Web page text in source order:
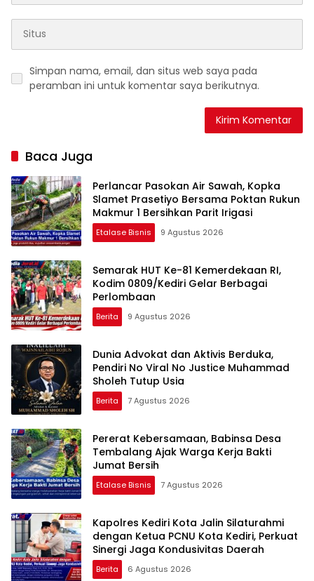
Simpan nama, email, dan situs web saya pada
peramban ini untuk komentar saya berikutnya.
Baca Juga
Perlancar Pasokan Air Sawah, Kopka
Slamet Prasetiyo Bersama Poktan Rukun
Makmur 1 Bersihkan Parit Irigasi
Etalase Bisnis 9 Agustus 2026
Semarak HUT Ke-81 Kemerdekaan RI,
Kodim 0809/Kediri Gelar Berbagai
Perlombaan
Berita 9 Agustus 2026
Dunia Advokat dan Aktivis Berduka,
Pendiri No Viral No Justice Muhammad
Sholeh Tutup Usia
Berita 7 Agustus 2026
Pererat Kebersamaan, Babinsa Desa
Tembalang Ajak Warga Kerja Bakti
Jumat Bersih
Etalase Bisnis 7 Agustus 2026
Kapolres Kediri Kota Jalin Silaturahmi
dengan Ketua PCNU Kota Kediri, Perkuat
Sinergi Jaga Kondusivitas Daerah
Berita 6 Agustus 2026